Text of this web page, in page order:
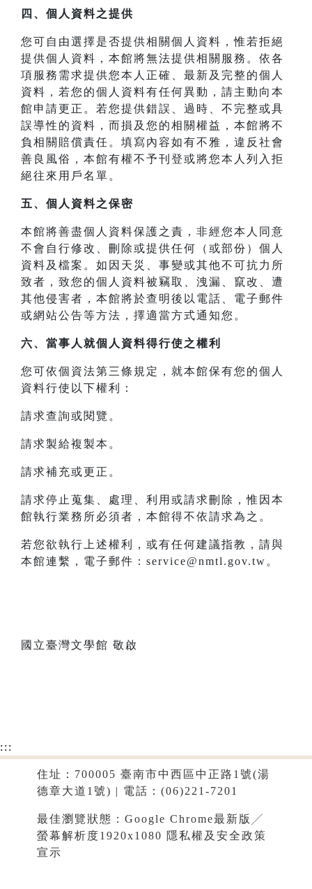
四、 個人資料之提供
您可自由選擇是否提供相關個人資料，惟若拒絕
提供個人資料，本館將無法提供相關服務。依各
項服務需求提供您本人正確、最新及完整的個人
資料，若您的個人資料有任何異動，請主動向本
館申請更正。若您提供錯誤、過時、不完整或具
誤導性的資料，而損及您的相關權益，本館將不
負相關賠償責任。填寫內容如有不雅，違反社會
善良風俗，本館有權不予刊登或將您本人列入拒
絕往來用戶名單。
五、個人資料之保密
本館將善盡個人資料保護之責，非經您本人同意
不會自行修改、刪除或提供任何（或部份）個人
資料及檔案。如因天災、事變或其他不可抗力所
致者，致您的個人資料被竊取、洩漏、竄改、遭
其他侵害者，本館將於查明後以電話、電子郵件
或網站公告等方法，擇適當方式通知您。
六、當事人就個人資料得行使之權利
您可依個資法第三條規定，就本館保有您的個人
資料行使以下權利：
請求查詢或閱覽。
請求製給複製本。
請求補充或更正。
請求停止蒐集、處理、利用或請求刪除，惟因本
館執行業務所必須者，本館得不依請求為之。
若您欲執行上述權利，或有任何建議指教，請與
本館連繫，電子郵件：service@nmtl.gov.tw。
國立臺灣文學館 敬啟
:::
住址：700005 臺南市中西區中正路1號(湯
德章大道1號) | 電話：(06)221-7201
最佳瀏覽狀態：Google Chrome最新版╱
螢幕解析度1920x1080 隱私權及安全政策
宣示